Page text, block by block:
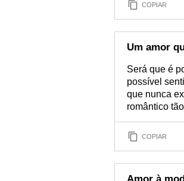
COPIAR
Um amor
Será que é
possível
que nunca
romântico
COPIAR